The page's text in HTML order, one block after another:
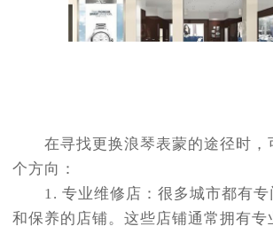
在寻找更换浪琴表蒙的途径时，
个方向：
1. 专业维修店：很多城市都有专
和保养的店铺。这些店铺通常拥有专